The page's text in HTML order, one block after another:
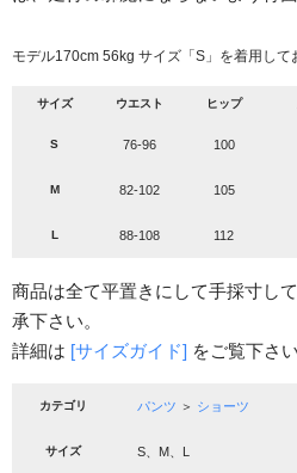
モデル170cm 56kg サイズ「S」を着用して
サイズ ウエスト ヒップ
S 76-96 100
M 82-102 105
L 88-108 112
商品は全て平置きにして手採寸し
承下さい。
詳細は [サイズガイド] をご覧下さい
カテゴリ パンツ ＞ ショーツ
サイズ S、M、L